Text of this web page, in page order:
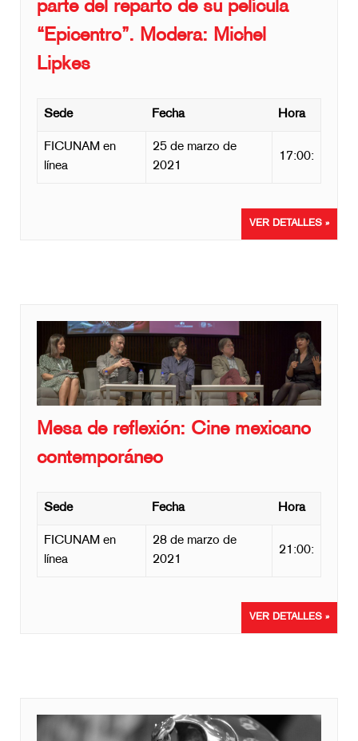
parte del reparto de su película
“Epicentro”. Modera: Michel
Lipkes
Sede Fecha Hora
FICUNAM en
línea
25 de marzo de
2021
17:00:
VER DETALLES »
Mesa de reflexión: Cine mexicano
contemporáneo
Sede Fecha Hora
FICUNAM en
línea
28 de marzo de
2021
21:00:
VER DETALLES »